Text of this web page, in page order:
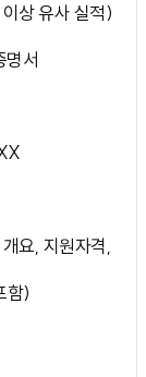
상 유사 실적)
명서
요, 지원자격,
함)